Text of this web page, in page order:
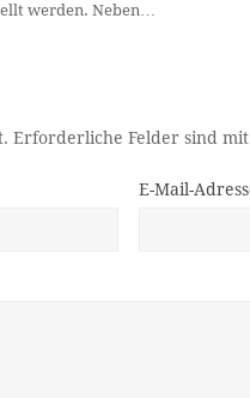
werden. Neben…
Erforderliche Felder sind
E-Mail-